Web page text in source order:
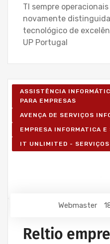
TI sempre
novamente
tecnológico de
UP Portugal
ASSISTÊNCIA
PARA EMPRESAS
AVENÇA DE SERVIÇOS
EMPRESA INFORMATICA
IT UNLIMITED -
Webmaster
Reltio